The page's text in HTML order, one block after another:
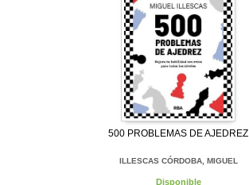
500 PROBLEMAS DE AJEDREZ
ILLESCAS CÓRDOBA, MIGUEL
Disponible